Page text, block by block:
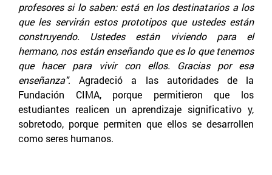
profesores si lo saben: está en los destinatarios a los
que les servirán estos prototipos que ustedes están
construyendo. Ustedes están viviendo para el
hermano, nos están enseñando que es lo que tenemos
que hacer para vivir con ellos. Gracias por esa
enseñanza". Agradeció a las autoridades de la
Fundación CIMA, porque permitieron que los
estudiantes realicen un aprendizaje significativo y,
sobretodo, porque permiten que ellos se desarrollen
como seres humanos.